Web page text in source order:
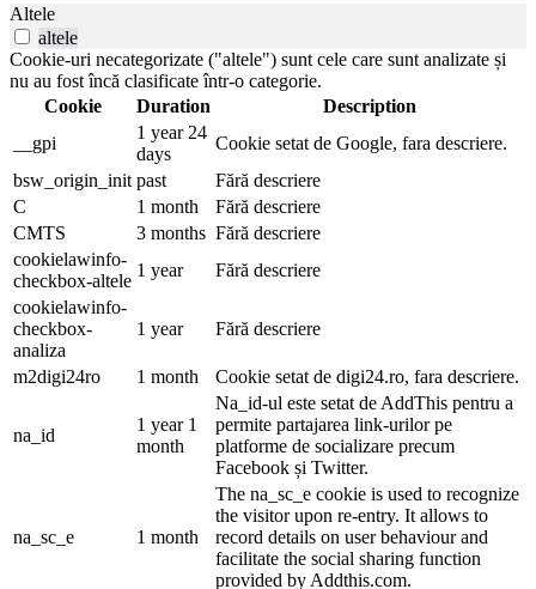
Altele
altele
Cookie-uri necategorizate ("altele") sunt cele care sunt analizate și
nu au fost încă clasificate într-o categorie.
Cookie
Duration
Description
__gpi
1 year 24
days
Cookie setat de Google, fara descriere.
bsw_origin_init past
Fără descriere
C
1 month
Fără descriere
CMTS
3 months Fără descriere
cookielawinfo-
checkbox-altele
1 year
Fără descriere
cookielawinfo-
checkbox-
analiza
1 year Fără descriere
m2digi24ro 1 month Cookie setat de digi24.ro, fara descriere.
na_id
1 year 1
month
Na_id-ul este setat de AddThis pentru a
permite partajarea link-urilor pe
platforme de socializare precum
Facebook și Twitter.
na_sc_e 1 month
The na_sc_e cookie is used to recognize
the visitor upon re-entry. It allows to
record details on user behaviour and
facilitate the social sharing function
provided by Addthis.com.